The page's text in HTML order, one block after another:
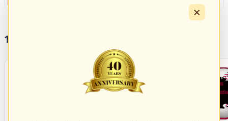
17 Vereine im S/HBV
×